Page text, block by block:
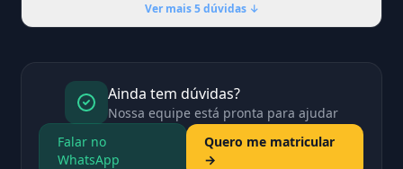
Ver mais 5 dúvidas ↓
Ainda tem dúvidas?
Nossa equipe está pronta para ajudar
Falar no
WhatsApp
Quero me matricular
→